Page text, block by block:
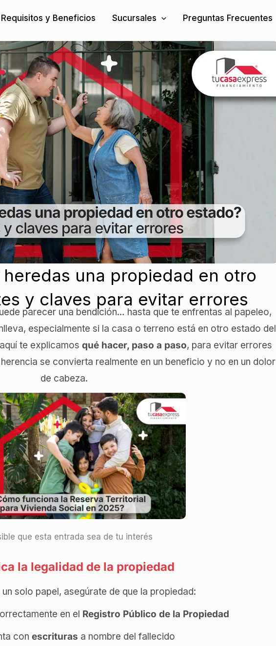
Requisitos y Beneficios Sucursales Preguntas Frecuentes
heredas una propiedad en otro
y claves para evitar errores
parecer una bendición… hasta que te enfrentas al papeleo,
especialmente si la casa o terreno está en otro estado del
te explicamosqué hacer, paso a paso, para evitar errores
se convierta realmente en un beneficio y no en un dolor
de cabeza.
que esta entrada sea de tu interés
la legalidad de la propiedad
solo papel, asegúrate de que la propiedad:
en el Registro Público de la Propiedad
con escrituras a nombre del fallecido